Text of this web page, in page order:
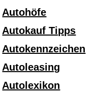
Autohöfe
Autokauf Tipps
Autokennzeichen
Autoleasing
Autolexikon